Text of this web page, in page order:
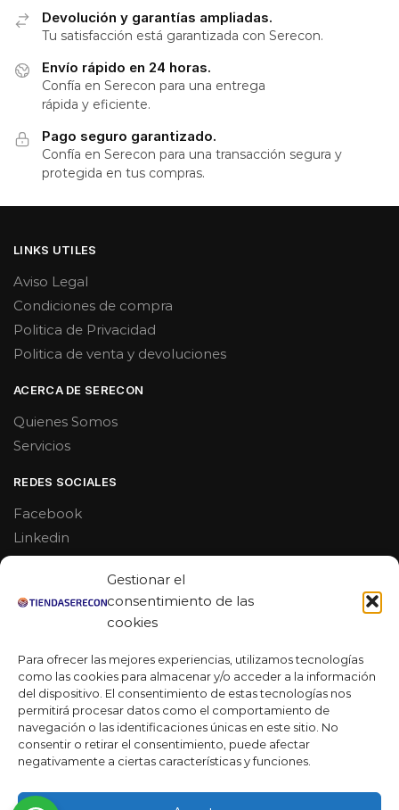
Gestionar el
consentimiento de las
cookies
Para ofrecer las mejores experiencias, utilizamos tecnologías
como las cookies para almacenar y/o acceder a la información
del dispositivo. El consentimiento de estas tecnologías nos
permitirá procesar datos como el comportamiento de
navegación o las identificaciones únicas en este sitio. No
consentir o retirar el consentimiento, puede afectar
negativamente a ciertas características y funciones.
Devolución y garantías ampliadas.
Tu satisfacción está garantizada con Serecon.
Envío rápido en 24 horas.
Confía en Serecon para una entrega
rápida y eficiente.
Pago seguro garantizado.
Confía en Serecon para una transacción segura y
protegida en tus compras.
LINKS UTILES
Aviso Legal
Condiciones de compra
Politica de Privacidad
Politica de venta y devoluciones
ACERCA DE SERECON
Quienes Somos
Servicios
REDES SOCIALES
Facebook
Linkedin
Youtube
MAS DE 50 RESEÑAS
★★★★★
La verdad es que fue una compra muy económica, la
calidad mucho mejor de lo que esperaba y la entrega en un
día. ¡Estoy muy satisfecha con la atención al cliente y el
servicio!
Desarrollado por